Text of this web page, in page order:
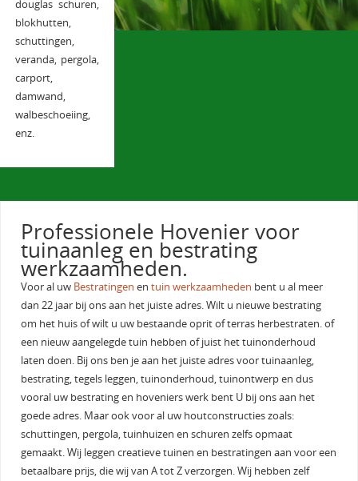
douglas schuren,
blokhutten,
schuttingen,
veranda, pergola,
carport,
damwand,
walbeschoeiing,
enz.
Professionele Hovenier voor
tuinaanleg en bestrating
werkzaamheden.
Voor al uw Bestratingen entuin werkzaamheden bent u al meer
dan 22 jaar bij ons aan het juiste adres. Wilt u nieuwe bestrating
om het huis of wilt u uw bestaande oprit of terras herbestraten. of
een nieuw aangelegde tuin hebben of juist het tuinonderhoud
laten doen. Bij ons ben je aan het juiste adres voor tuinaanleg,
bestrating, tegels leggen, tuinonderhoud, tuinontwerp en dus
vooral uw bestrating en hoveniers werk bent U bij ons aan het
goede adres. Maar ook voor al uw houtconstructies zoals:
schuttingen, pergola, tuinhuizen en schuren zelfs opmaat
gemaakt. Wij leggen creatieve tuinen en bestratingen aan voor een
betaalbare prijs, die wij van A tot Z verzorgen. Wij hebben zelf